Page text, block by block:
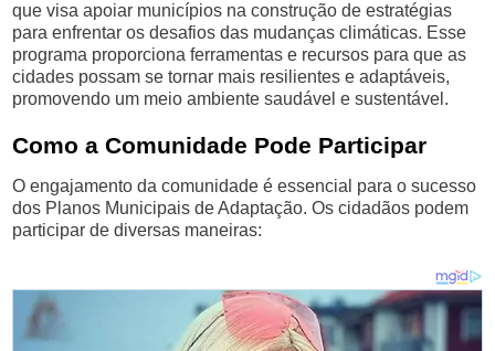
que visa apoiar municípios na construção de estratégias
para enfrentar os desafios das mudanças climáticas. Esse
programa proporciona ferramentas e recursos para que as
cidades possam se tornar mais resilientes e adaptáveis,
promovendo um meio ambiente saudável e sustentável.
Como a Comunidade Pode Participar
O engajamento da comunidade é essencial para o sucesso
dos Planos Municipais de Adaptação. Os cidadãos podem
participar de diversas maneiras: